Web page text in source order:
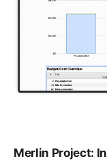
Merlin Project: